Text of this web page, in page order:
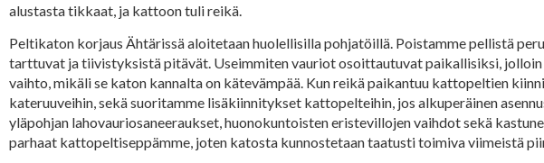
alustasta tikkaat, ja kattoon tuli reikä.
Peltikaton korjaus Ähtärissä aloitetaan huolellisilla pohjatöillä. Poistamme pellistä
tarttuvat ja tiivistyksistä pitävät. Useimmiten vauriot osoittautuvat paikallisiksi,
vaihto, mikäli se katon kannalta on kätevämpää. Kun reikä paikantuu kattopeltien
kateruuveihin, sekä suoritamme lisäkiinnitykset kattopelteihin, jos alkuperäinen
yläpohjan lahovauriosaneeraukset, huonokuntoisten eristevillojen vaihdot sekä
parhaat kattopeltiseppämme, joten katosta kunnostetaan taatusti toimiva viimeistä